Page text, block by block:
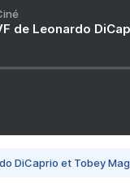
de Leonardo
DiCaprio et Tobey